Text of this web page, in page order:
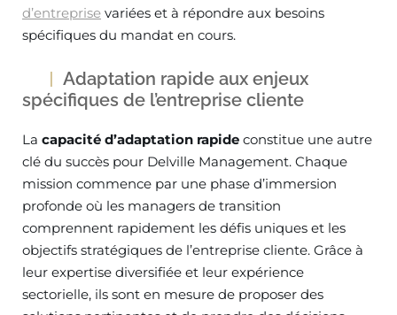
d’entreprise variées et à répondre aux besoins
spécifiques du mandat en cours.
Adaptation rapide aux enjeux
spécifiques de l’entreprise cliente
La capacité d’adaptation rapide constitue une autre
clé du succès pour Delville Management. Chaque
mission commence par une phase d’immersion
profonde où les managers de transition
comprennent rapidement les défis uniques et les
objectifs stratégiques de l’entreprise cliente. Grâce à
leur expertise diversifiée et leur expérience
sectorielle, ils sont en mesure de proposer des